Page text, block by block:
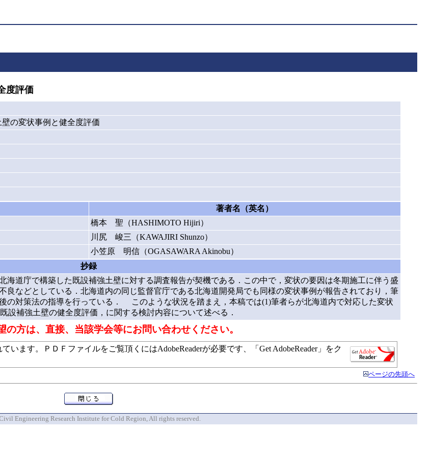
度評価
の変状事例と健全度評価
著者名（英名）
橋本 聖（HASHIMOTO Hijiri）
川尻 峻三（KAWAJIRI Shunzo）
小笠原 明信（OGASAWARA Akinobu）
抄録
海道庁で構築した既設補強土壁に対する調査報告が契機である．この中で，変状の要因は冬期施工に伴う盛
良などとしている．北海道内の同じ監督官庁である北海道開発局でも同様の変状事例が報告されており，筆
の対策法の指導を行っている． このような状況を踏まえ，本稿では(1)筆者らが北海道内で対応した変状
補強土壁の健全度評価，に関する検討内容について述べる．
の方は、直接、当該学会等にお問い合わせください。
ます。ＰＤＦファイルをご覧頂くにはAdobeReaderが必要です、「Get AdobeReader」をク
ページの先頭へ
Engineering Research Institute for Cold Region, All rights reserved.